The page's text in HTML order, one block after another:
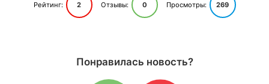
Рейтинг: 2 Отзывы: 0 Просмотры: 269
Понравилась новость?